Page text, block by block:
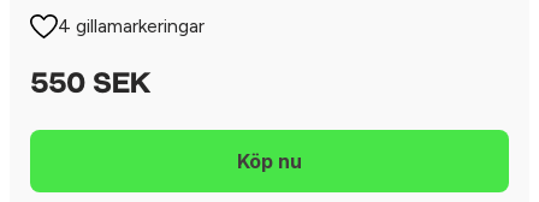
4 gillamarkeringar
550 SEK